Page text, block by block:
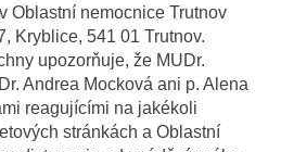
Oblastní nemocnice Trutnov
Kryblice, 541 01 Trutnov.
upozorňuje, že MUDr.
Andrea Mocková ani p. Alena
reagujícími na jakékoli
stránkách a Oblastní